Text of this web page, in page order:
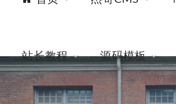
站长教程 源码模板